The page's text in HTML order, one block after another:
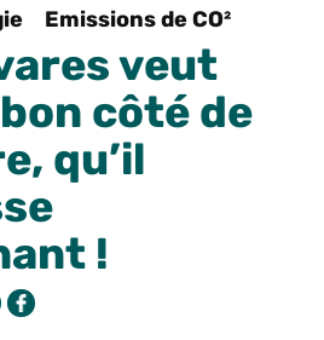
Emissions de CO²
veut
côté de
qu’il
!